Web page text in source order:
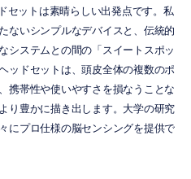
セットは素晴らしい出発点です。私
ないシンプルなデバイスと、伝統的
システムとの間の「スイートスポッ
ッドセットは、頭皮全体の複数のポ
携帯性や使いやすさを損なうことな
り豊かに描き出します。大学の研究
にプロ仕様の脳センシングを提供で